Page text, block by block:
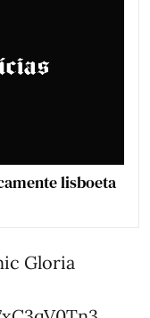
lisboeta
Gloria